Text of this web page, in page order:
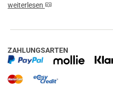
weiterlesen
ZAHLUNGSARTEN